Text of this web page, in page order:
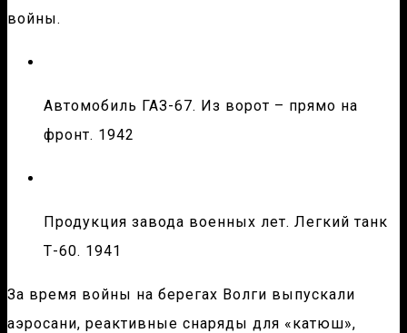
войны.
Автомобиль ГАЗ-67. Из ворот – прямо на
фронт. 1942
Продукция завода военных лет. Легкий танк
Т-60. 1941
За время войны на берегах Волги выпускали
аэросани, реактивные снаряды для «катюш»,